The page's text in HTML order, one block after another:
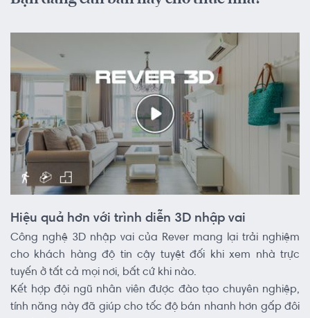
Hiệu quả hơn với trình diễn 3D nhập vai
Công nghệ 3D nhập vai của Rever mang lại trải nghiệm
cho khách hàng độ tin cậy tuyệt đối khi xem nhà trực
tuyến ở tất cả mọi nơi, bất cứ khi nào.
Kết hợp đội ngũ nhân viên được đào tạo chuyên nghiệp,
tính năng này đã giúp cho tốc độ bán nhanh hơn gấp đôi